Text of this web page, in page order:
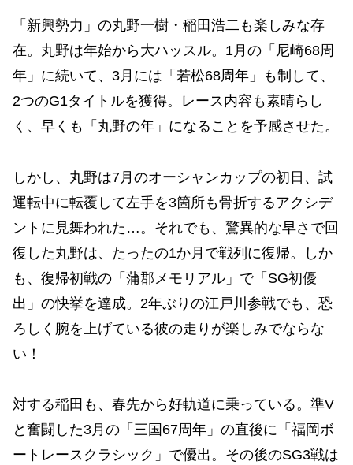
「新興勢力」の丸野一樹・稲田浩二も楽しみな存
在。丸野は年始から大ハッスル。1月の「尼崎68周
年」に続いて、3月には「若松68周年」も制して、
2つのG1タイトルを獲得。レース内容も素晴らし
く、早くも「丸野の年」になることを予感させた。
しかし、丸野は7月のオーシャンカップの初日、試
運転中に転覆して左手を3箇所も骨折するアクシデ
ントに見舞われた…。それでも、驚異的な早さで回
復した丸野は、たったの1か月で戦列に復帰。しか
も、復帰初戦の「蒲郡メモリアル」で「SG初優
出」の快挙を達成。2年ぶりの江戸川参戦でも、恐
ろしく腕を上げている彼の走りが楽しみでならな
い！
対する稲田も、春先から好軌道に乗っている。準V
と奮闘した3月の「三国67周年」の直後に「福岡ボ
ートレースクラシック」で優出。その後のSG3戦は